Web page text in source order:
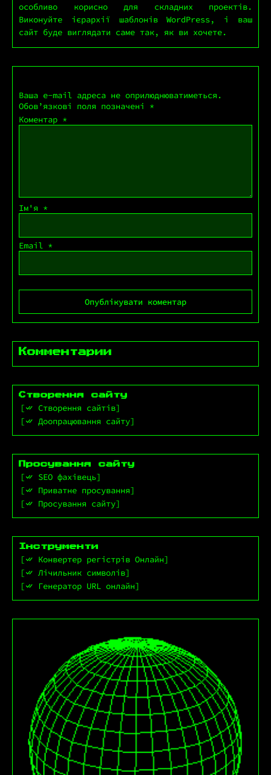
особливо корисно для складних проектів.
Виконуйте ієрархії шаблонів WordPress, і ваш
сайт буде виглядати саме так, як ви хочете.
Ваша e-mail адреса не оприлюднюватиметься.
Обов’язкові поля позначені *
Коментар *
Ім'я *
Email *
Комментарии
Створення сайту
Створення сайтів
Доопрацювання сайту
Просування сайту
SEO фахівець
Приватне просування
Просування сайту
Інструменти
Конвертер регістрів Онлайн
Лічильник символів
Генератор URL онлайн